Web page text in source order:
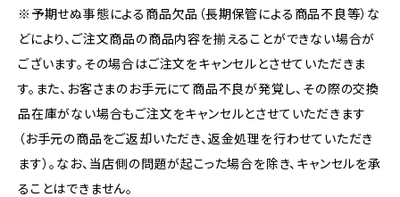
※予期せぬ事態による商品欠品（長期保管による商品不良等）な
どにより、ご注文商品の商品内容を揃えることができない場合が
ございます。その場合はご注文をキャンセルとさせていただきま
す。また、お客さまのお手元にて商品不良が発覚し、その際の交換
品在庫がない場合もご注文をキャンセルとさせていただきます
（お手元の商品をご返却いただき、返金処理を行わせていただき
ます）。なお、当店側の問題が起こった場合を除き、キャンセルを承
ることはできません。